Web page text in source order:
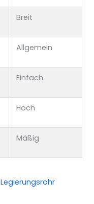
Breit
Allgemein
Einfach
Hoch
Mäßig
Legierungsrohr